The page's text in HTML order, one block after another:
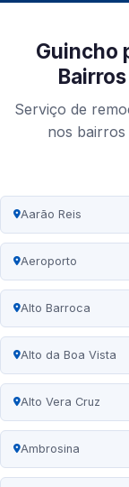
Guincho
Serviço de
nos bairros
Aarão Reis
Aeroporto
Alto Barroca
Alto da Boa Vista
Alto Vera Cruz
Ambrosina